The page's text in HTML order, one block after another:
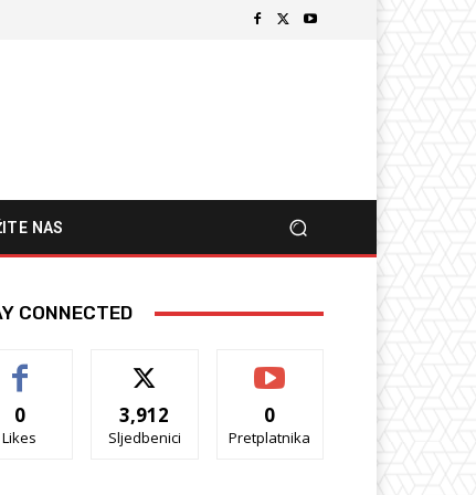
NAS
CONNECTED
0
Likes
3,912
Sljedbenici
0
Pretplatnika